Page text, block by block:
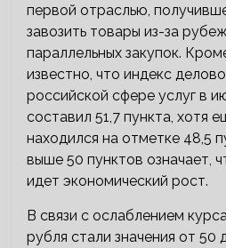
первой отраслью,
завозить товары из-за
параллельных закупок.
известно, что индекс
российской сфере услуг в
составил 51,7 пункта, хотя
находился на отметке 48,5
выше 50 пунктов означает,
идет экономический рост.
В связи с ослаблением
рубля стали значения от 50